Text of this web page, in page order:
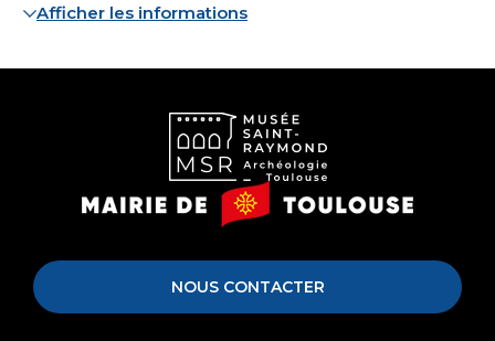
Afficher les informations
Musée
Saint-
Mairie
de
NOUS CONTACTER